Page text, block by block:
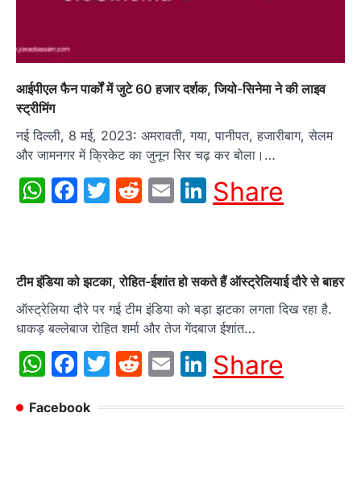
आईपीएल फैन पार्कों में जुटे 60 हजार दर्शक, जियो-सिनेमा ने की लाइव
स्ट्रीमिंग
नई दिल्ली, 8 मई, 2023: अमरावती, गया, पानीपत, हजारीबाग, सेलम
और जामनगर में क्रिकेट का जुनून सिर चढ़ कर बोला।…
WhatsApp
Facebook
Twitter
Reddit
EmailLinkedIn
Share
टीम इंडिया को झटका, रोहित-ईशांत हो सकते हैं ऑस्ट्रेलियाई दौरे से बाहर
ऑस्ट्रेलिया दौरे पर गई टीम इंडिया को बड़ा झटका लगता दिख रहा है.
धाकड़ बल्लेबाज रोहित शर्मा और तेज गेंदबाज ईशांत…
WhatsApp
Facebook
Twitter
Reddit
EmailLinkedIn
Share
Facebook